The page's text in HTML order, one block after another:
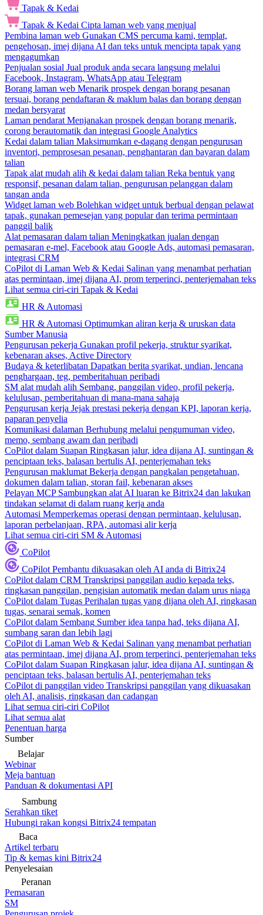
Tapak & Kedai
Tapak & Kedai Cipta laman web yang menjual
Pembina laman web Gunakan CMS percuma kami, templat,
pengehosan, imej dijana AI dan teks untuk mencipta tapak yang
mengagumkan
Penjualan sosial Jual produk anda secara langsung melalui
Facebook, Instagram, WhatsApp atau Telegram
Borang laman web Menarik prospek dengan borang pesanan
tersuai, borang pendaftaran & maklum balas dan borang dengan
medan bersyarat
Laman pendarat Menjanakan prospek dengan borang menarik,
corong berautomatik dan integrasi Google Analytics
Kedai dalam talian Maksimumkan e-dagang dengan pengurusan
inventori, pemprosesan pesanan, penghantaran dan bayaran dalam
talian
Tapak alat mudah alih & kedai dalam talian Reka bentuk yang
responsif, pesanan dalam talian, pengurusan pelanggan dalam
tangan anda
Widget laman web Bolehkan widget untuk berbual dengan pelawat
tapak, gunakan pemesejan yang popular dan terima permintaan
panggil balik
Alat pemasaran dalam talian Meningkatkan jualan dengan
pemasaran e-mel, Facebook atau Google Ads, automasi pemasaran,
integrasi CRM
CoPilot di Laman Web & Kedai Salinan yang menambat perhatian
atas permintaan, imej dijana AI, prom terperinci, penterjemahan teks
Lihat semua ciri-ciri Tapak & Kedai
HR & Automasi
HR & Automasi Optimumkan aliran kerja & uruskan data
Sumber Manusia
Pengurusan pekerja Gunakan profil pekerja, struktur syarikat,
kebenaran akses, Active Directory
Budaya & keterlibatan Dapatkan berita syarikat, undian, lencana
penghargaan, teg, pemberitahuan peribadi
SM alat mudah alih Sembang, panggilan video, profil pekerja,
kelulusan, pemberitahuan di mana-mana sahaja
Pengurusan kerja Jejak prestasi pekerja dengan KPI, laporan kerja,
paparan penyelia
Komunikasi dalaman Berhubung melalui pengumuman video,
memo, sembang awam dan peribadi
CoPilot dalam Suapan Ringkasan jalur, idea dijana AI, suntingan &
penciptaan teks, balasan bertulis AI, penterjemahan teks
Pengurusan maklumat Bekerja dengan pangkalan pengetahuan,
dokumen dalam talian, storan fail, kebenaran akses
Pelayan MCP Sambungkan alat AI luaran ke Bitrix24 dan lakukan
tindakan selamat di dalam ruang kerja anda
Automasi Memperkemas operasi dengan permintaan, kelulusan,
laporan perbelanjaan, RPA, automasi alir kerja
Lihat semua ciri-ciri SM & Automasi
CoPilot
CoPilot Pembantu dikuasakan oleh AI anda di Bitrix24
CoPilot dalam CRM Transkripsi panggilan audio kepada teks,
ringkasan panggilan, pengisian automatik medan dalam urus niaga
CoPilot dalam Tugas Perihalan tugas yang dijana oleh AI, ringkasan
tugas, senarai semak, komen
CoPilot dalam Sembang Sumber idea tanpa had, teks dijana AI,
sumbang saran dan lebih lagi
CoPilot di Laman Web & Kedai Salinan yang menambat perhatian
atas permintaan, imej dijana AI, prom terperinci, penterjemahan teks
CoPilot dalam Suapan Ringkasan jalur, idea dijana AI, suntingan &
penciptaan teks, balasan bertulis AI, penterjemahan teks
CoPilot di panggilan video Transkripsi panggilan yang dikuasakan
oleh AI, analisis, ringkasan dan cadangan
Lihat semua ciri-ciri CoPilot
Lihat semua alat
Penentuan harga
Sumber
Belajar
Webinar
Meja bantuan
Panduan & dokumentasi API
Sambung
Serahkan tiket
Hubungi rakan kongsi Bitrix24 tempatan
Baca
Artikel terbaru
Tip & kemas kini Bitrix24
Penyelesaian
Peranan
Pemasaran
SM